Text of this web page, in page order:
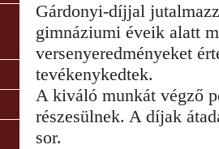
Gárdonyi-díjjal
gimnáziumi éveik alatt
versenyeredményeket
tevékenykedtek.
A kiváló munkát végző
részesülnek. A díjak
sor.